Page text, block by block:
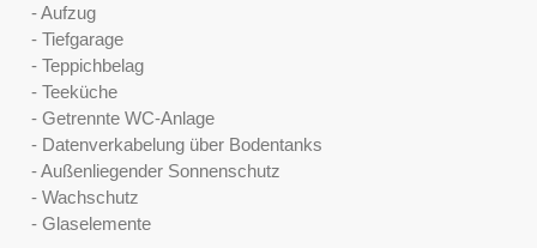
- Aufzug
- Tiefgarage
- Teppichbelag
- Teeküche
- Getrennte WC-Anlage
- Datenverkabelung über Bodentanks
- Außenliegender Sonnenschutz
- Wachschutz
- Glaselemente